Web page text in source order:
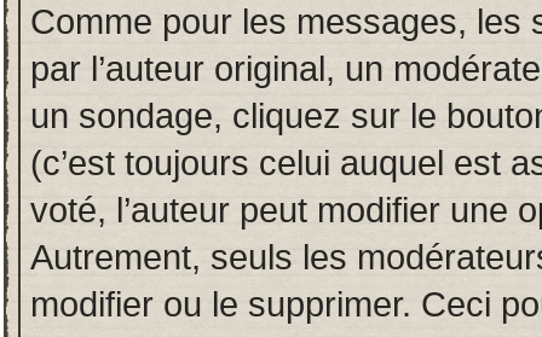
Comme pour les messages, les
par l’auteur original, un
un sondage, cliquez sur le
(c’est toujours celui auquel est
voté, l’auteur peut modifier une
Autrement, seuls les
modifier ou le supprimer. Ceci